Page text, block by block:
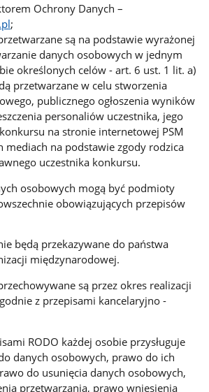
Ochrony Danych –
;
są na podstawie wyrażonej
danych osobowych w jednym
określonych celów - art. 6 ust. 1 lit. a)
przetwarzane w celu stworzenia
publicznego ogłoszenia wyników
personaliów uczestnika, jego
na stronie internetowej PSM
mediach na podstawie zgody rodzica
uczestnika konkursu.
osobowych mogą być podmioty
obowiązujących przepisów
będą przekazywane do państwa
międzynarodowej.
są przez okres realizacji
z przepisami kancelaryjno -
RODO każdej osobie przysługuje
danych osobowych, prawo do ich
do usunięcia danych osobowych,
przetwarzania, prawo wniesienia